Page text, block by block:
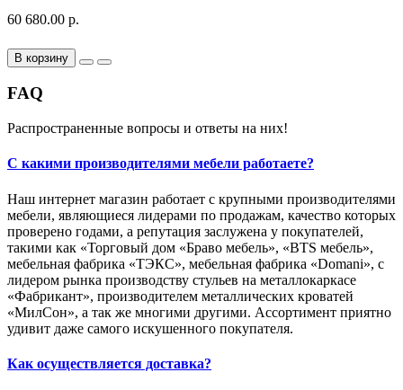
60 680.00 р.
В корзину
FAQ
Распространенные вопросы и ответы на них!
С какими производителями мебели работаете?
Наш интернет магазин работает с крупными производителями
мебели, являющиеся лидерами по продажам, качество которых
проверено годами, а репутация заслужена у покупателей,
такими как «Торговый дом «Браво мебель», «BTS мебель»,
мебельная фабрика «ТЭКС», мебельная фабрика «Domani», с
лидером рынка производству стульев на металлокаркасе
«Фабрикант», производителем металлических кроватей
«МилСон», а так же многими другими. Ассортимент приятно
удивит даже самого искушенного покупателя.
Как осуществляется доставка?